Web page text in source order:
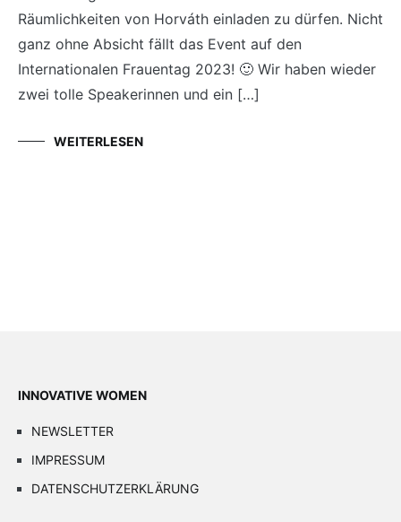
Räumlichkeiten von Horváth einladen zu dürfen. Nicht
ganz ohne Absicht fällt das Event auf den
Internationalen Frauentag 2023! 🙂 Wir haben wieder
zwei tolle Speakerinnen und ein […]
WEITERLESEN
INNOVATIVE WOMEN
NEWSLETTER
IMPRESSUM
DATENSCHUTZERKLÄRUNG